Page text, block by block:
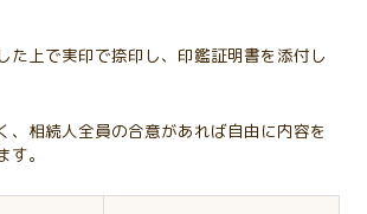
た上で実印で捺印し、印鑑証明書を添付し
、相続人全員の合意があれば自由に内容を
。